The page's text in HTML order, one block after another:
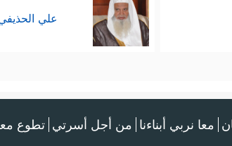
علي
معا نربي أبناءنا من أجل أسرتي تطوع